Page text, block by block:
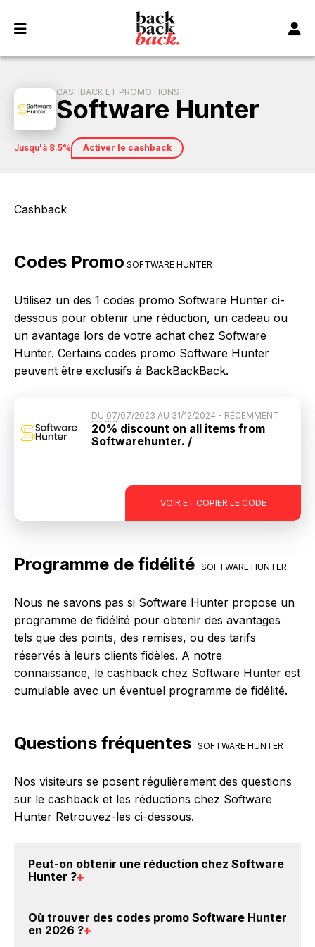
CASHBACK ET PROMOTIONS
Software Hunter
jusqu'à 8.5% Activer le cashback
Cashback
Codes Promo SOFTWARE HUNTER
Utilisez un des 1 codes promo Software Hunter ci-
dessous pour obtenir une réduction, un cadeau ou
un avantage lors de votre achat chez Software
Hunter. Certains codes promo Software Hunter
peuvent être exclusifs à BackBackBack.
VOIR ET COPIER LE CODE
discount20
DU 07/07/2023 AU 31/12/2024 - RÉCEMMENT
EXPIRÉ
20% discount on all items from
Softwarehunter. /
Programme de fidélité SOFTWARE HUNTER
Nous ne savons pas si Software Hunter propose un
programme de fidélité pour obtenir des avantages
tels que des points, des remises, ou des tarifs
réservés à leurs clients fidèles. A notre
connaissance, le cashback chez Software Hunter est
cumulable avec un éventuel programme de fidélité.
Questions fréquentes SOFTWARE HUNTER
Nos visiteurs se posent régulièrement des questions
sur le cashback et les réductions chez Software
Hunter Retrouvez-les ci-dessous.
Peut-on obtenir une réduction chez Software
Hunter ?
crédités sur votre cagnotte BackBackBack lorsque
Où trouver des codes promo Software Hunter
en 2026 ?